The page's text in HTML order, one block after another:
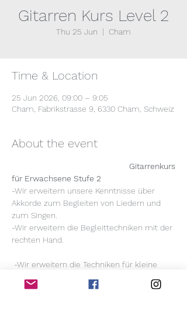
Gitarren Kurs Level 2
Thu 25 Jun
  |
Cham
Time & Location
25 Jun 2026, 09:00 – 9:05
Cham, Fabrikstrasse 9, 6330 Cham, Schweiz
About the event
Gitarrenkurs
für Erwachsene Stufe 2
-Wir erweitern unsere Kenntnisse über
Akkorde zum Begleiten von Liedern und
zum Singen.
-Wir erweitern die Begleittechniken mit der
rechten Hand.
Vorkenntnisse: mindestens die